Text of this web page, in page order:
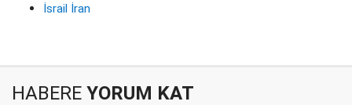
İsrail İran
HABERE YORUM KAT